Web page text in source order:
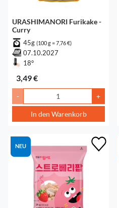
URASHIMANORI Furikake -
Curry
45g (100 g = 7,76 €)
07.10.2027
18°
3,49 €
- +
In den Warenkorb
NEU